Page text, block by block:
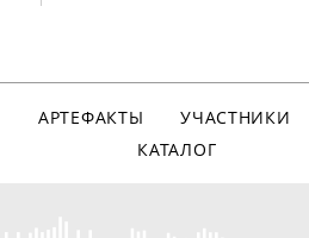
АРТЕФАКТЫ
УЧАСТНИКИ
КАТАЛОГ